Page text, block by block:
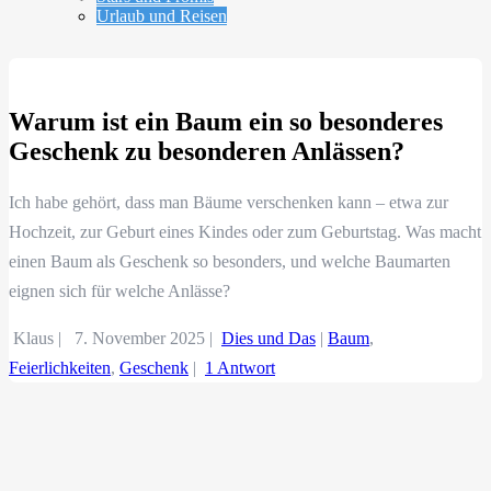
Urlaub und Reisen
Warum ist ein Baum ein so besonderes
Geschenk zu besonderen Anlässen?
Ich habe gehört, dass man Bäume verschenken kann – etwa zur
Hochzeit, zur Geburt eines Kindes oder zum Geburtstag. Was macht
einen Baum als Geschenk so besonders, und welche Baumarten
eignen sich für welche Anlässe?
Klaus | 7. November 2025 | Dies und Das | Baum,
Feierlichkeiten, Geschenk | 1 Antwort